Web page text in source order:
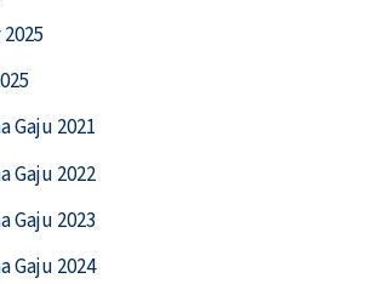
Gaju 2021
Gaju 2022
Gaju 2023
Gaju 2024